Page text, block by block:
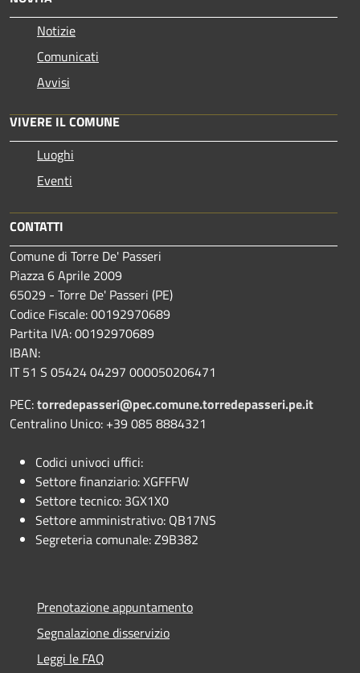
Notizie
Comunicati
Avvisi
VIVERE IL COMUNE
Luoghi
Eventi
CONTATTI
Comune di Torre De' Passeri
Piazza 6 Aprile 2009
65029 - Torre De' Passeri (PE)
Codice Fiscale: 00192970689
Partita IVA: 00192970689
IBAN:
IT 51 S 05424 04297 000050206471
PEC:torredepasseri@pec.comune.torredepasseri.pe.it
Centralino Unico: +39 085 8884321
Codici univoci uffici:
Settore finanziario: XGFFFW
Settore tecnico: 3GX1X0
Settore amministrativo: QB17NS
Segreteria comunale: Z9B382
Prenotazione appuntamento
Segnalazione disservizio
Leggi le FAQ